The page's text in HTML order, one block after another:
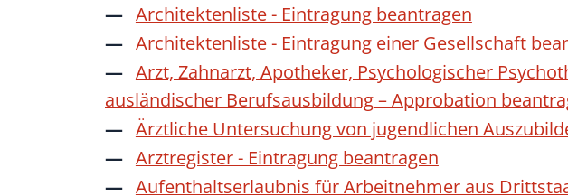
Architektenliste - Eintragung beantragen
Architektenliste - Eintragung einer Gesellschaft
Arzt, Zahnarzt, Apotheker, Psychologischer
ausländischer Berufsausbildung – Approbation
Ärztliche Untersuchung von jugendlichen
Arztregister - Eintragung beantragen
Aufenthaltserlaubnis für Arbeitnehmer aus